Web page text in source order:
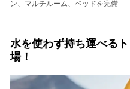
ン、マルチルーム、ベッドを完備
水を使わず持ち運べる
場！